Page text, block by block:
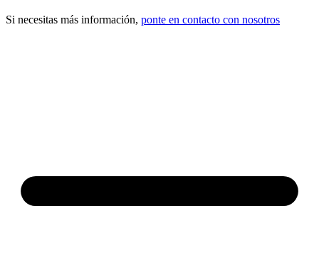
Si necesitas más información, ponte en contacto con nosotros